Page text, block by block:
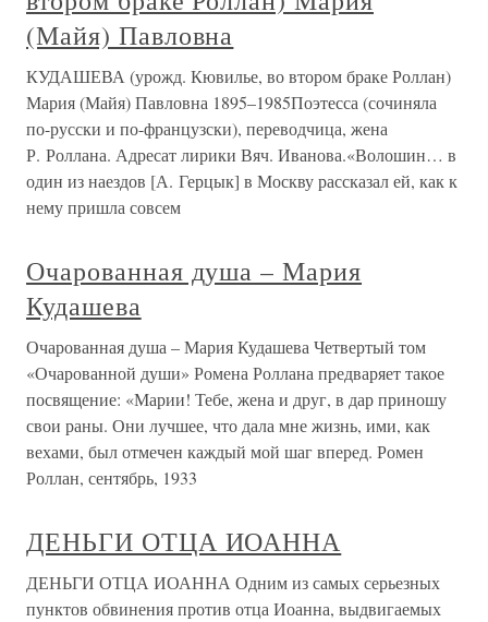
(Майя) Павловна
КУДАШЕВА (урожд. Кювилье, во втором браке Роллан)
Мария (Майя) Павловна 1895–1985Поэтесса (сочиняла
по-русски и по-французски), переводчица, жена
Р. Роллана. Адресат лирики Вяч. Иванова.«Волошин… в
один из наездов [А. Герцык] в Москву рассказал ей, как к
нему пришла совсем
Очарованная душа – Мария
Кудашева
Очарованная душа – Мария Кудашева Четвертый том
«Очарованной души» Ромена Роллана предваряет такое
посвящение: «Марии! Тебе, жена и друг, в дар приношу
свои раны. Они лучшее, что дала мне жизнь, ими, как
вехами, был отмечен каждый мой шаг вперед. Ромен
Роллан, сентябрь, 1933
ДЕНЬГИ ОТЦА ИОАННА
ДЕНЬГИ ОТЦА ИОАННА Одним из самых серьезных
пунктов обвинения против отца Иоанна, выдвигаемых